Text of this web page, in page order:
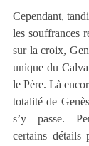
Cependant,
les souffrances
sur la croix,
unique du
le Père. Là
totalité de
s’y passe.
certains détails